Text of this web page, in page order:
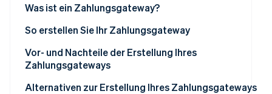
Stripe-Sessions 2026
Erfahren Sie, wie Stripe Lösungen für die
Jetzt ansehen
Was ist ein Zahlungsgateway?
Wie funktionieren Zahlungsgateways?
So erstellen Sie Ihr Zahlungsgateway
Vor- und Nachteile der Erstellung Ihres
Zahlungsgateways
Alternativen zur Erstellung Ihres Zahlungsgateways